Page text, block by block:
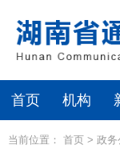
首页 机构
当前位置： 首页 > 政务